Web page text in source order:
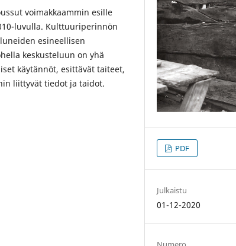
voimakkaammin esille
luvulla. Kulttuuriperinnön
esineellisen
keskusteluun on yhä
käytännöt, esittävät taiteet,
liittyvät tiedot ja taidot.
PDF
Julkaistu
01-12-2020